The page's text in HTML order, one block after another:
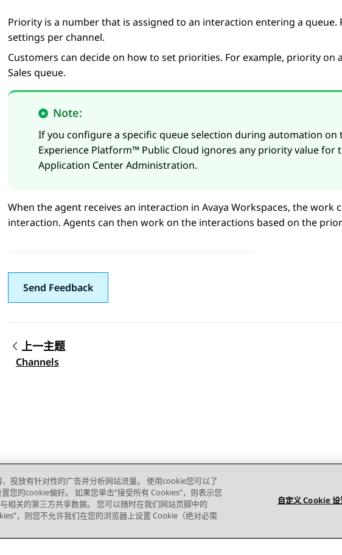
Priority is a number that is assigned to an interaction entering a
settings per channel.
Customers can decide on how to set priorities. For example, priority
Sales queue.
Note:
If you configure a specific queue selection during automation on
Experience Platform™ Public Cloud ignores any priority value for
Application Center Administration.
When the agent receives an interaction in Avaya Workspaces, the work
interaction. Agents can then work on the interactions based on the
Send Feedback
Topic navigation
上一主题
Channels
投放有针对性的广告并分析网站流量。 使用cookie您可以了
您的cookie偏好。 如果您单击“接受所有 Cookies”，则表示您
相关的第三方共享数据。 您可以随时在我们网站页脚中的
，则您不允许我们在您的浏览器上设置 Cookie（绝对必需
自定义 Cookie 设